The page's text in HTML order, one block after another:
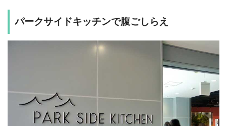
パークサイドキッチンで腹ごしらえ